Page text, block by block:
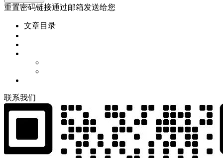
重置密码链接通过邮箱发送给您
文章目录
联系我们